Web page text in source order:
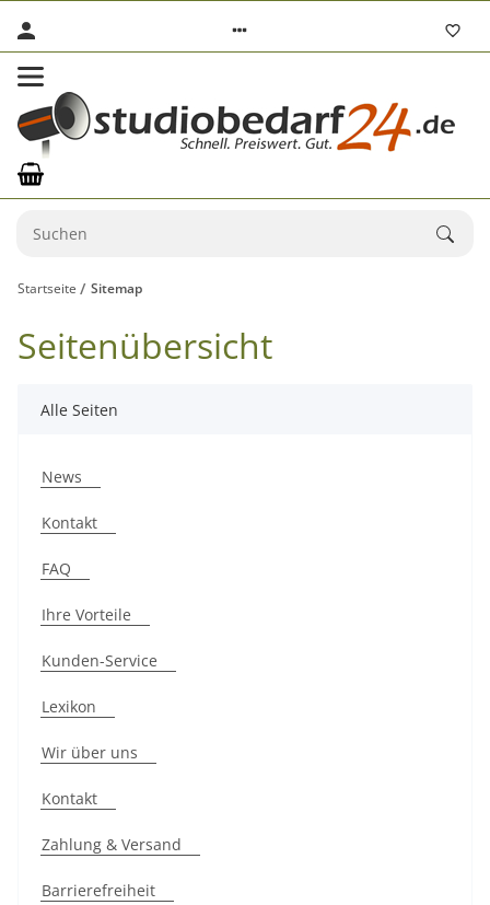
Startseite Sitemap
Seitenübersicht
Alle Seiten
News
Kontakt
FAQ
Ihre Vorteile
Kunden-Service
Lexikon
Wir über uns
Kontakt
Zahlung & Versand
Barrierefreiheit